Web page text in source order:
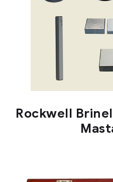
Rockwell